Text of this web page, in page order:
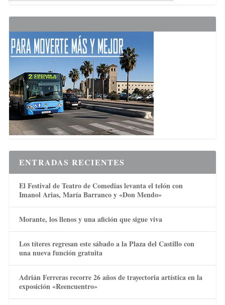
ENTRADAS RECIENTES
El Festival de Teatro de Comedias levanta el telón con
Imanol Arias, María Barranco y «Don Mendo»
Morante, los llenos y una afición que sigue viva
Los títeres regresan este sábado a la Plaza del Castillo con
una nueva función gratuita
Adrián Ferreras recorre 26 años de trayectoria artística en la
exposición «Reencuentro»